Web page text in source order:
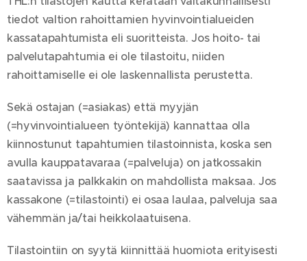
tiedot valtion rahoittamien hyvinvointialueiden
kassatapahtumista eli suoritteista. Jos hoito- tai
palvelutapahtumia ei ole tilastoitu, niiden
rahoittamiselle ei ole laskennallista perustetta.
Sekä ostajan (=asiakas) että myyjän
(=hyvinvointialueen työntekijä) kannattaa olla
kiinnostunut tapahtumien tilastoinnista, koska sen
avulla kauppatavaraa (=palveluja) on jatkossakin
saatavissa ja palkkakin on mahdollista maksaa. Jos
kassakone (=tilastointi) ei osaa laulaa, palveluja saa
vähemmän ja/tai heikkolaatuisena.
Tilastointiin on syytä kiinnittää huomiota erityisesti